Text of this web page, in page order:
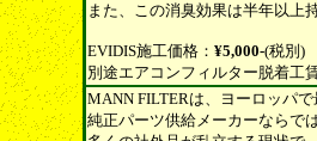
また、この消臭効果は半年以上
EVIDIS施工価格： ¥5,000-(税別)
別途エアコンフィルター脱着工
MANN FILTERは、ヨーロッパ
純正パーツ供給メーカーならで